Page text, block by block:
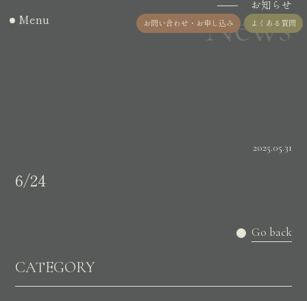
Menu お問い合わせ・お申し込み よくある質問
お知らせ
News
2025.05.31
6/24
Go back
CATEGORY